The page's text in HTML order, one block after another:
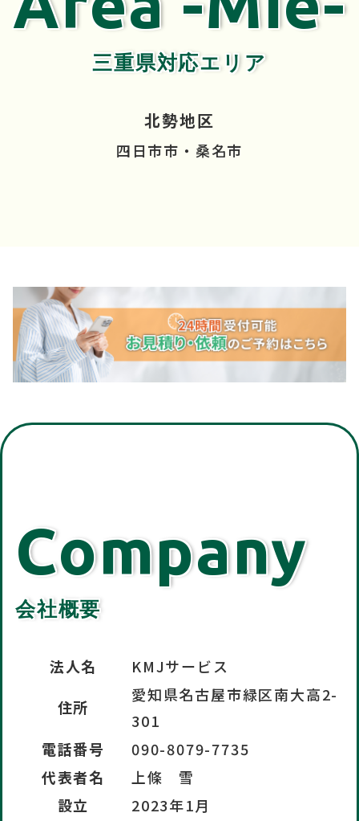
三重県対応エリア
北勢地区
四日市市・桑名市
Company
会社概要
法人名
KMJサービス
住所
愛知県名古屋市緑区南大高2-
301
電話番号
090-8079-7735
代表者名
上條 雪
設立
2023年1月